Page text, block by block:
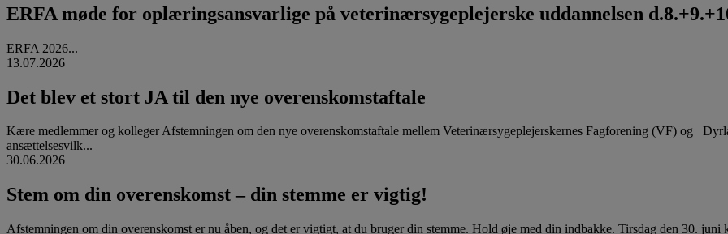
ERFA møde for oplæringsansvarlige på veterinærsygeplejerske uddannelsen
ERFA 2026...
13.07.2026
Det blev et stort JA til den nye overenskomstaftale
Kære medlemmer og kolleger Afstemningen om den nye overenskomstaftale mellem Veterinærsygeplejerskernes Fagforening (VF) og
ansættelsesvilk...
30.06.2026
Stem om din overenskomst – din stemme er vigtig!
Afstemningen om din overenskomst er nu åben, og det er vigtigt, at du bruger din stemme. Hold øje med din indbakke. Tirsdag den 30.